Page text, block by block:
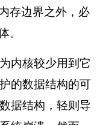
存边界之外，必
。
内核较少用到它
的数据结构的可
据结构，轻则导